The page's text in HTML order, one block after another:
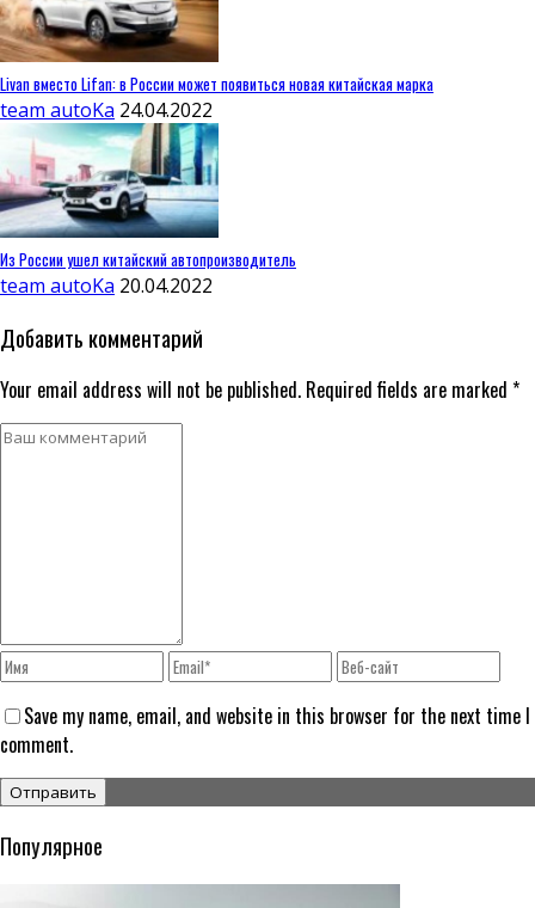
Livan вместо Lifan: в России может появиться новая китайская марка
team autoKa 24.04.2022
Из России ушел китайский автопроизводитель
team autoKa 20.04.2022
Добавить комментарий
Your email address will not be published. Required fields are marked *
Save my name, email, and website in this browser for the next time I
comment.
Популярное